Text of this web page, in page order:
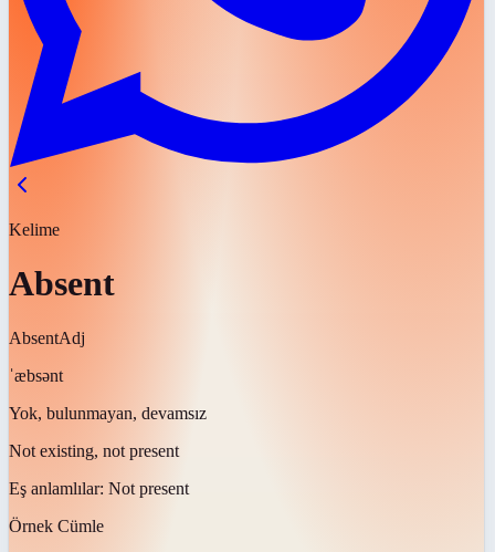
Kelime
Absent
AbsentAdj
ˈæbsənt
Yok, bulunmayan, devamsız
Not existing, not present
Eş anlamlılar: Not present
Örnek Cümle